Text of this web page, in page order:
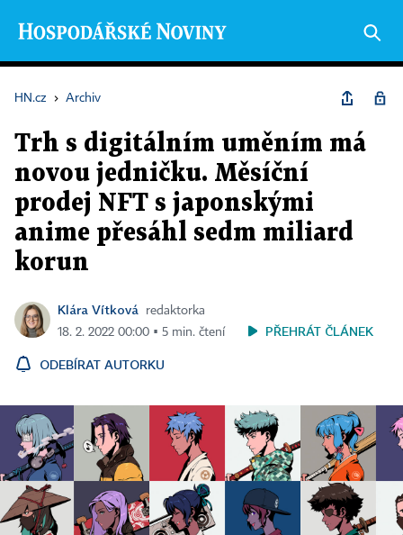
HN.cz › Archiv
Trh s digitálním uměním má
novou jedničku. Měsíční
prodej NFT s japonskými
anime přesáhl sedm miliard
korun
Klára Vítková
redaktorka
18. 2. 2022 00:00 ▪ 5 min. čtení
PŘEHRÁT ČLÁNEK
ODEBÍRAT AUTORKU